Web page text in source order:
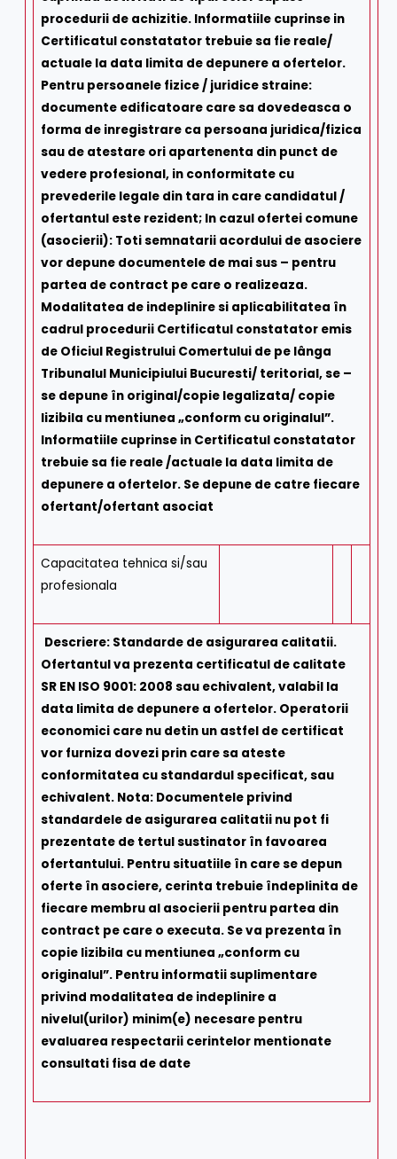
procedurii de achizitie. Informatiile cuprinse in
Certificatul constatator trebuie sa fie reale/
actuale la data limita de depunere a ofertelor.
Pentru persoanele fizice / juridice straine:
documente edificatoare care sa dovedeasca o
forma de inregistrare ca persoana juridica/fizica
sau de atestare ori apartenenta din punct de
vedere profesional, in conformitate cu
prevederile legale din tara in care candidatul /
ofertantul este rezident; In cazul ofertei comune
(asocierii): Toti semnatarii acordului de asociere
vor depune documentele de mai sus – pentru
partea de contract pe care o realizeaza.
Modalitatea de indeplinire si aplicabilitatea în
cadrul procedurii Certificatul constatator emis
de Oficiul Registrului Comertului de pe lânga
Tribunalul Municipiului Bucuresti/ teritorial, se –
se depune în original/copie legalizata/ copie
lizibila cu mentiunea „conform cu originalul”.
Informatiile cuprinse in Certificatul constatator
trebuie sa fie reale /actuale la data limita de
depunere a ofertelor. Se depune de catre fiecare
ofertant/ofertant asociat
Capacitatea tehnica si/sau
profesionala
Descriere: Standarde de asigurarea calitatii.
Ofertantul va prezenta certificatul de calitate
SR EN ISO 9001: 2008 sau echivalent, valabil la
data limita de depunere a ofertelor. Operatorii
economici care nu detin un astfel de certificat
vor furniza dovezi prin care sa ateste
conformitatea cu standardul specificat, sau
echivalent. Nota: Documentele privind
standardele de asigurarea calitatii nu pot fi
prezentate de tertul sustinator în favoarea
ofertantului. Pentru situatiile în care se depun
oferte în asociere, cerinta trebuie îndeplinita de
fiecare membru al asocierii pentru partea din
contract pe care o executa. Se va prezenta în
copie lizibila cu mentiunea „conform cu
originalul”. Pentru informatii suplimentare
privind modalitatea de indeplinire a
nivelul(urilor) minim(e) necesare pentru
evaluarea respectarii cerintelor mentionate
consultati fisa de date